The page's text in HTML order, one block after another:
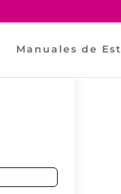
Manuales de